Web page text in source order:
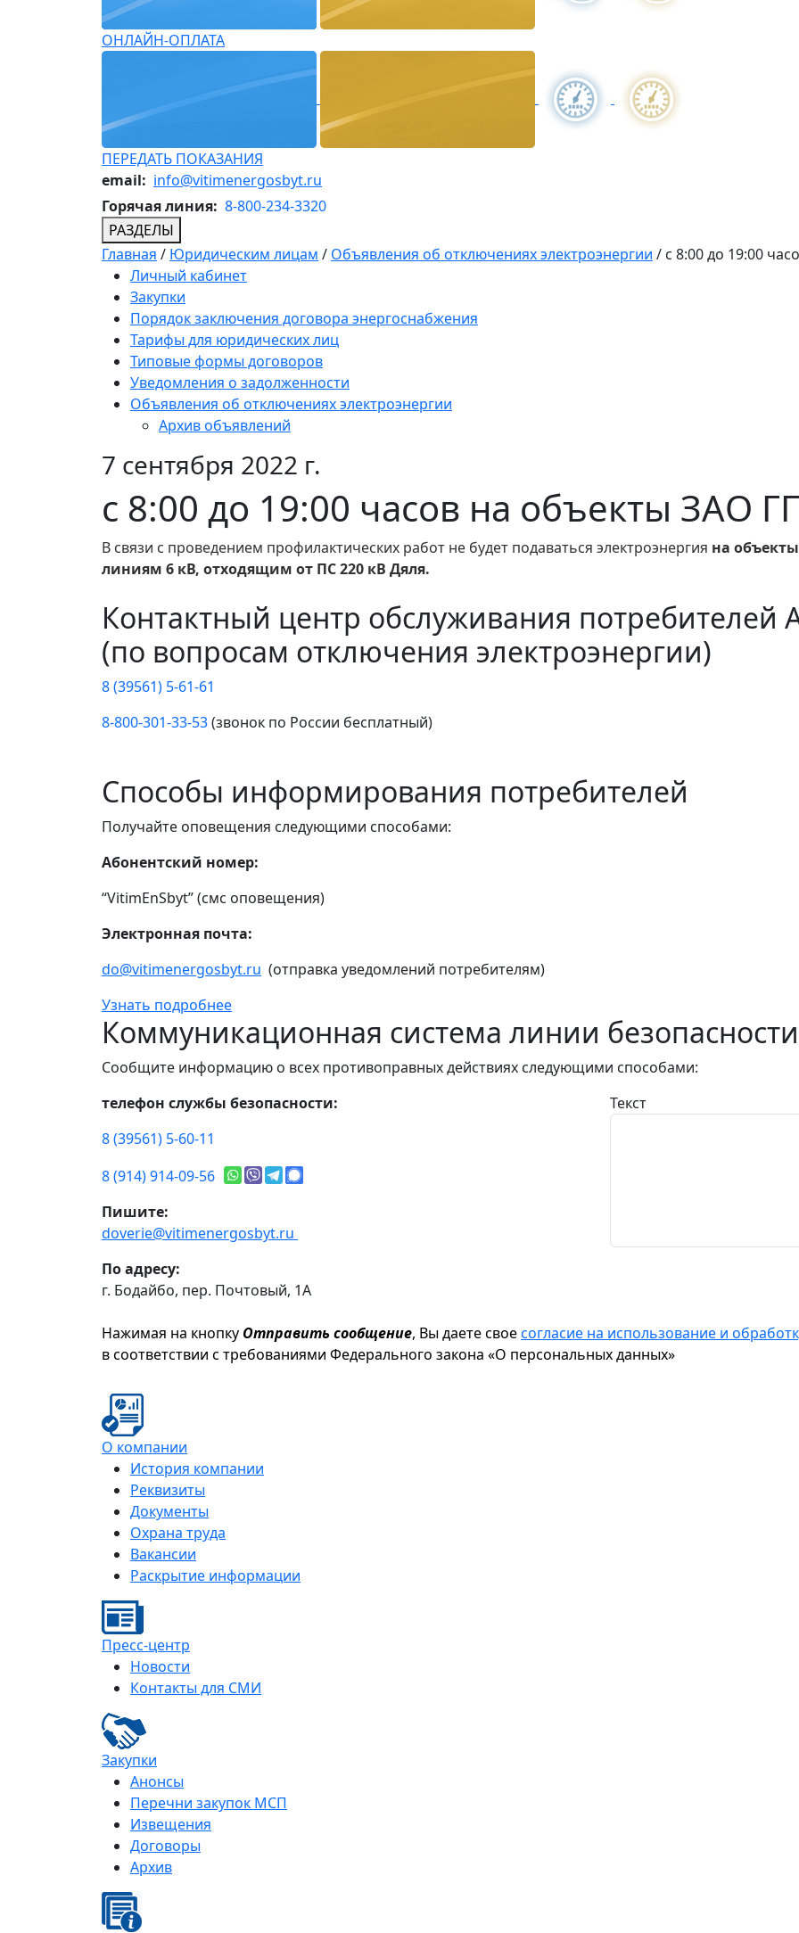
ОНЛАЙН-ОПЛАТА
ПЕРЕДАТЬ ПОКАЗАНИЯ
email: info@vitimenergosbyt.ru
Горячая линия: 8-800-234-3320
РАЗДЕЛЫ
Главная / Юридическим лицам / Объявления об отключениях электроэнергии / с 8:00 до 19:00
Личный кабинет
Закупки
Порядок заключения договора энергоснабжения
Тарифы для юридических лиц
Типовые формы договоров
Уведомления о задолженности
Объявления об отключениях электроэнергии
Архив объявлений
7 сентября 2022 г.
с 8:00 до 19:00 часов на объекты ЗАО
В связи с проведением профилактических работ не будет подаваться электроэнергия на
линиям 6 кВ, отходящим от ПС 220 кВ Дяля.
Контактный центр обслуживания потребителей
(по вопросам отключения электроэнергии)
8 (39561) 5-61-61
8-800-301-33-53(звонок по России бесплатный)
Способы информирования потребителей
Получайте оповещения следующими способами:
Абонентский номер:
“VitimEnSbyt” (смс оповещения)
Электронная почта:
do@vitimenergosbyt.ru (отправка уведомлений потребителям)
Узнать подробнее
Коммуникационная система линии безопасности
Сообщите информацию о всех противоправных действиях следующими способами:
телефон службы безопасности:
8 (39561) 5-60-11
8 (914) 914-09-56
Пишите:
doverie@vitimenergosbyt.ru
По адресу:
г. Бодайбо, пер. Почтовый, 1А
Текст
Нажимая на кнопку Отправить сообщение, Вы даете своесогласие на использование и
в соответствии с требованиями Федерального закона «О персональных данных»
О компании
История компании
Реквизиты
Документы
Охрана труда
Вакансии
Раскрытие информации
Пресс-центр
Новости
Контакты для СМИ
Закупки
Анонсы
Перечни закупок МСП
Извещения
Договоры
Архив